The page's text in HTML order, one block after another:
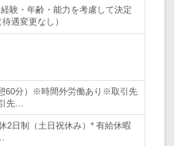
験・年齢・能力を考慮して決定
遇変更なし）
60分）※時間外労働あり※取引先
先…
日制（土日祝休み）* 有給休暇